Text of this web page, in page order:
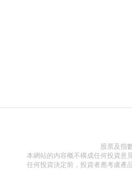
股票及指
本網站的內容概不構成任何投資意
任何投資決定前，投資者應考慮產